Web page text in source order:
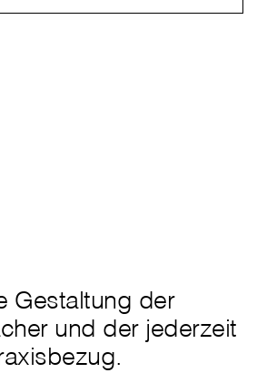
Gestaltung der
und der jederzeit